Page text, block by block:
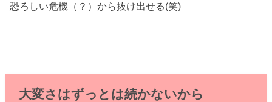
恐ろしい危機（？）から抜け出せる(笑)
大変さはずっとは続かないから